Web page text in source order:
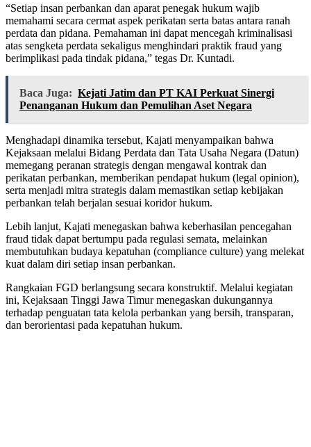
“Setiap insan perbankan dan aparat penegak hukum wajib
memahami secara cermat aspek perikatan serta batas antara ranah
perdata dan pidana. Pemahaman ini dapat mencegah kriminalisasi
atas sengketa perdata sekaligus menghindari praktik fraud yang
berimplikasi pada tindak pidana,” tegas Dr. Kuntadi.
Baca Juga: Kejati Jatim dan PT KAI Perkuat Sinergi
Penanganan Hukum dan Pemulihan Aset Negara
Menghadapi dinamika tersebut, Kajati menyampaikan bahwa
Kejaksaan melalui Bidang Perdata dan Tata Usaha Negara (Datun)
memegang peranan strategis dengan mengawal kontrak dan
perikatan perbankan, memberikan pendapat hukum (legal opinion),
serta menjadi mitra strategis dalam memastikan setiap kebijakan
perbankan telah berjalan sesuai koridor hukum.
Lebih lanjut, Kajati menegaskan bahwa keberhasilan pencegahan
fraud tidak dapat bertumpu pada regulasi semata, melainkan
membutuhkan budaya kepatuhan (compliance culture) yang melekat
kuat dalam diri setiap insan perbankan.
Rangkaian FGD berlangsung secara konstruktif. Melalui kegiatan
ini, Kejaksaan Tinggi Jawa Timur menegaskan dukungannya
terhadap penguatan tata kelola perbankan yang bersih, transparan,
dan berorientasi pada kepatuhan hukum.